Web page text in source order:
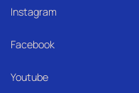
Instagram
Facebook
Youtube